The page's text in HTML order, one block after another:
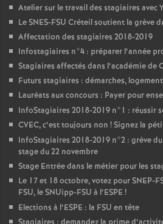
Atelier sur le travail des stagiaires avec
LeSNES-FSU Créteil soutient la grève
Affectation des stagiaires 2018-2019
Infostagiaires n°4 : préparer l’année
Stagiaires affectés dans l’académie de
Futurs stagiaires : démarches,
Lauréats aux concours : Payer pour
InfoStagiaires 2018-2019 n°1 : réussir
CVEC, c’est toujours non ! Signez la
InfoStagiaires 2018-2019 n°2 : grève
stage du 22 novembre
Stage Entrée dans le métier pour les
Le 17 et 18 octobre, votez pourSNEP-
FSU, le SNUipp-FSU à l’ESPE !
Elections à l’ESPE : la FSU en tête